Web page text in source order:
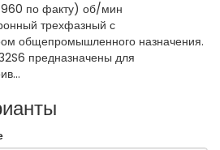
по факту) об/мин
трехфазный с
общепромышленного назначения.
предназначены для